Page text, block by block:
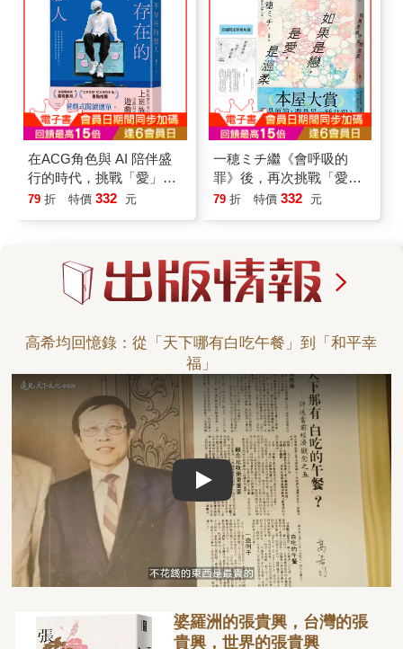
在ACG角色與 AI 陪伴盛
行的時代，挑戰「愛」與
「真實」的定義
79 折 特價 332 元
一穂ミチ繼《會呼吸的
罪》後，再次挑戰「愛」
與「惡」的邊界
79 折 特價 332 元
Play video
高希均回憶錄：從「天下哪有白吃午餐」到「和平幸
福」
婆羅洲的張貴興，台灣的張
貴興，世界的張貴興